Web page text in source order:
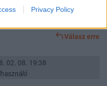
Privacy Policy
ellenzeki-egyuttmukodes-
Válasz erre
02. 08. 19:38